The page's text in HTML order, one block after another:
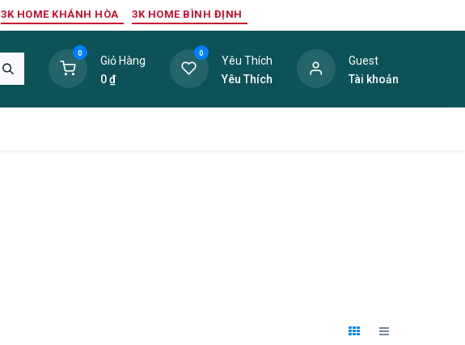
3K HOME KHÁNH HÒA 3K HOME BÌNH ĐỊNH
0
Giỏ Hàng
0₫
0
Yêu Thích
Yêu Thích
Guest
Tài khoản